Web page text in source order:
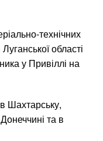
технічних
області
у Привіллі на
Шахтарську,
та в